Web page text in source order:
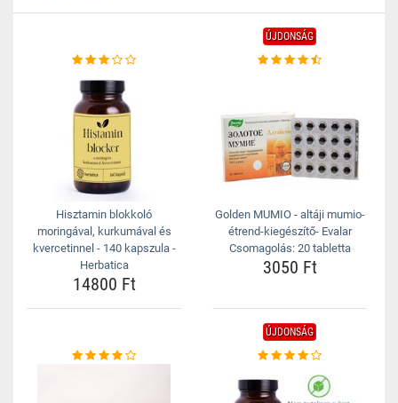
Hisztamin blokkoló
moringával, kurkumával és
kvercetinnel - 140 kapszula -
Herbatica
14800 Ft
ÚJDONSÁG
Golden MUMIO - altáji mumio-
étrend-kiegészítő- Evalar
Csomagolás: 20 tabletta
3050 Ft
ÚJDONSÁG